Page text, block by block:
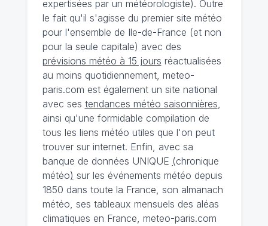
expertisées par un météorologiste). Outre
le fait qu'il s'agisse du premier site météo
pour l'ensemble de Ile-de-France (et non
pour la seule capitale) avec des
prévisions météo à 15 jours réactualisées
au moins quotidiennement, meteo-
paris.com est également un site national
avec ses tendances météo saisonnières,
ainsi qu'une formidable compilation de
tous les liens météo utiles que l'on peut
trouver sur internet. Enfin, avec sa
banque de données UNIQUE (chronique
météo) sur les événements météo depuis
1850 dans toute la France, son almanach
météo, ses tableaux mensuels des aléas
climatiques en France, meteo-paris.com